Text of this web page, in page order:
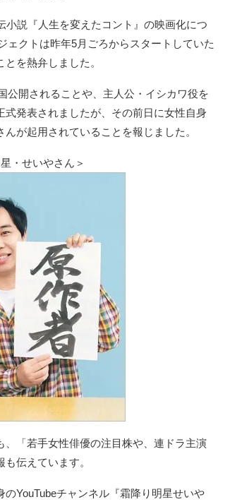
説『人生を変えたコント』の映画化につ
ェクトは昨年5月ごろからスタートしていた
を熱弁しました。
公開されることや、主人公・イシカワ役を
式発表されましたが、その前日に女性自身
が起用されていることを報じました。
・せいやさん＞
「若手女性俳優の注目株や、連ドラ主演
伝えています。
YouTubeチャンネル『霜降り明星せいや